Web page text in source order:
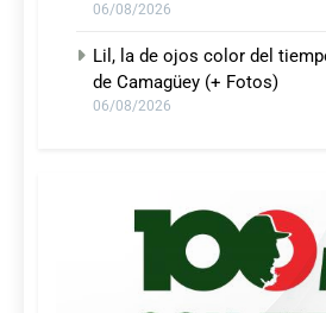
06/08/2026
Lil, la de ojos color del
de Camagüey (+ Fotos)
06/08/2026